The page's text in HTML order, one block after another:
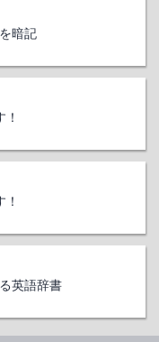
暗記
英語辞書